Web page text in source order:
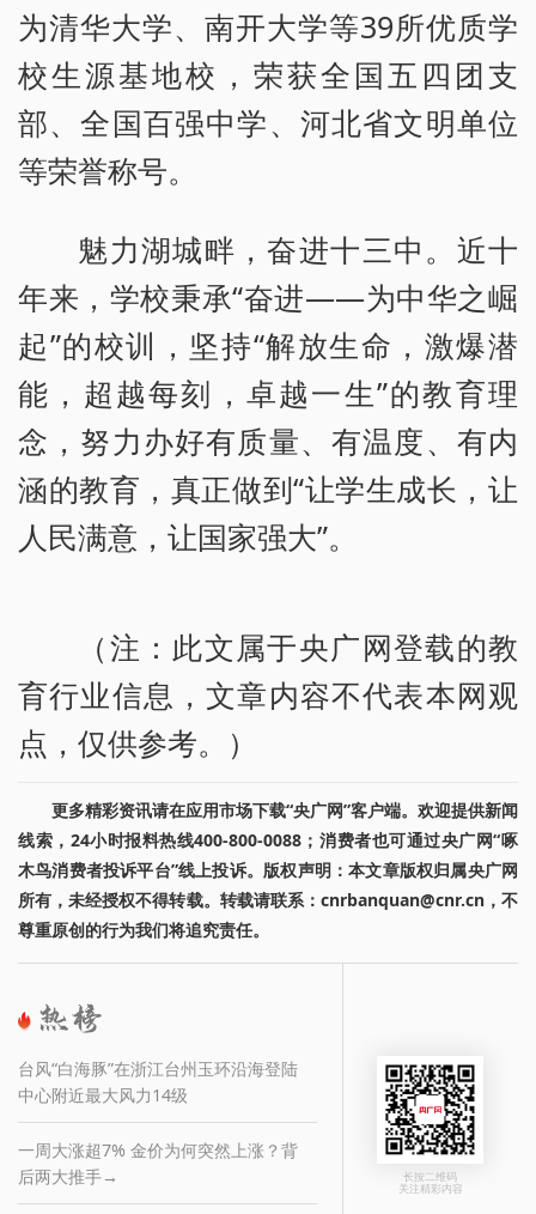
为清华大学、南开大学等39所优质学
校生源基地校，荣获全国五四团支
部、全国百强中学、河北省文明单位
等荣誉称号。
魅力湖城畔，奋进十三中。近十
年来，学校秉承“奋进——为中华之崛
起”的校训，坚持“解放生命，激爆潜
能，超越每刻，卓越一生”的教育理
念，努力办好有质量、有温度、有内
涵的教育，真正做到“让学生成长，让
人民满意，让国家强大”。
（注：此文属于央广网登载的教
育行业信息，文章内容不代表本网观
点，仅供参考。）
更多精彩资讯请在应用市场下载“央广网”客户端。欢迎提供新闻
线索，24小时报料热线400-800-0088；消费者也可通过央广网“啄
木鸟消费者投诉平台”线上投诉。版权声明：本文章版权归属央广网
所有，未经授权不得转载。转载请联系：cnrbanquan@cnr.cn，不
尊重原创的行为我们将追究责任。
台风“白海豚”在浙江台州玉环沿海登陆
中心附近最大风力14级
一周大涨超7% 金价为何突然上涨？背
后两大推手→
长按二维码
关注精彩内容